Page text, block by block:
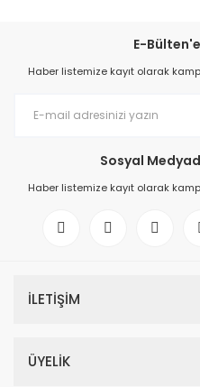
E-
Haber listemize kayıt olarak
Sosyal
Haber listemize kayıt olarak
İLETİŞİM
ÜYELİK